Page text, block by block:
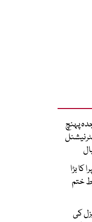
پہنچ
کا بڑا
ختم
کی